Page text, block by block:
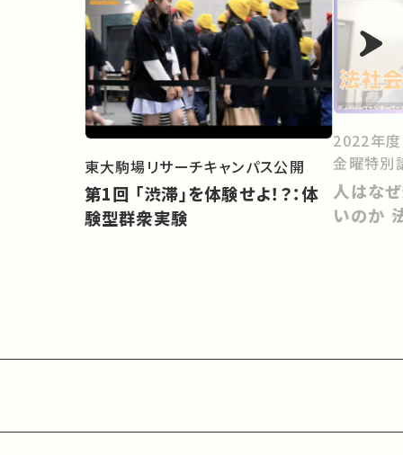
東大駒場リサーチキャンパス公開
第1回 「渋滞」を体験せよ！？：体
験型群衆実験
2022年度
金曜特別
人はな
いのか